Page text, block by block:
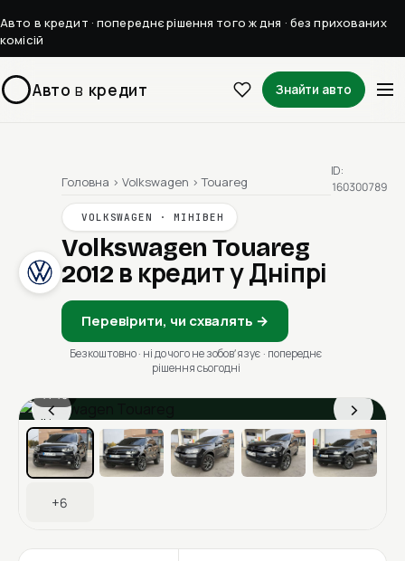
Авто в кредит · попереднє рішення того ж дня · без прихованих
комісій
Авто в кредит Знайти авто
Головна › Volkswagen › Touareg
VOLKSWAGEN · МІНІВЕН
Volkswagen Touareg
2012 в кредит у Дніпрі
Перевірити, чи схвалять →
Безкоштовно · ні до чого не зобовʼязує · попереднє
рішення сьогодні
ID:
160300789
‹ ›
1 / 13
Ціна в місяць
+6